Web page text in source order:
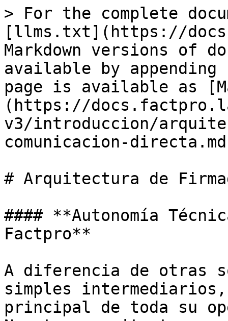
> For the complete
[llms.txt](https://
Markdown versions of
available by
page is available as
(https://
v3/introduccion/
comunicacion-
# Arquitectura de
#### **Autonomía
Factpro**
A diferencia de otras
simples
principal de toda su